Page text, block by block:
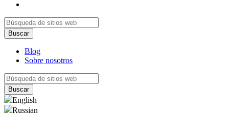
Blog
Sobre nosotros
English
Russian